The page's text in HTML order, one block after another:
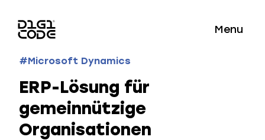
Menu
#Microsoft Dynamics
ERP-Lösung für
gemeinnützige
Organisationen